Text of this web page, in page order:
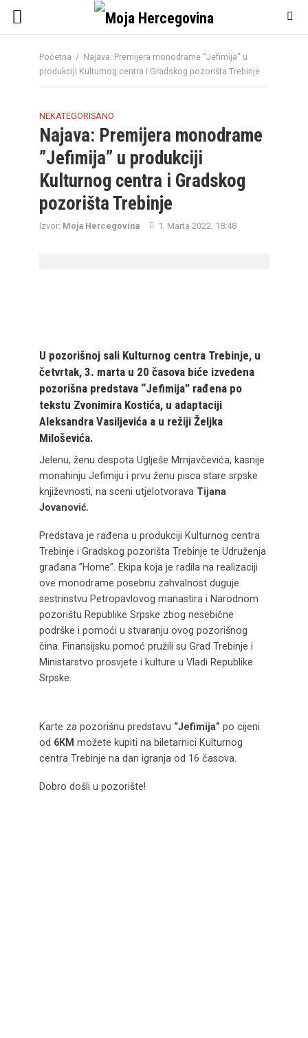
Početna / Najava: Premijera monodrame ”Jefimija” u
produkciji Kulturnog centra i Gradskog pozorišta Trebinje
NEKATEGORISANO
Najava: Premijera monodrame
”Jefimija” u produkciji
Kulturnog centra i Gradskog
pozorišta Trebinje
Izvor: Moja Hercegovina 1. Marta 2022. 18:48
U pozorišnoj sali Kulturnog centra Trebinje, u
četvrtak, 3. marta u 20 časovabiće izvedena
pozorišna predstava “Jefimija”rađena po
tekstu Zvonimira Kostića, u adaptaciji
Aleksandra Vasiljevića a u režiji Željka
Miloševića.
Jelenu, ženu despota Uglješe Mrnjavčevića, kasnije
monahinju Jefimiju i prvu ženu pisca stare srpske
književnosti, na sceni utjelotvorava Tijana
Jovanović.
Predstava je rađena u produkciji Kulturnog centra
Trebinje i Gradskog pozorišta Trebinje te Udruženja
građana ”Home”. Ekipa koja je radila na realizaciji
ove monodrame posebnu zahvalnost duguje
sestrinstvu Petropavlovog manastira i Narodnom
pozorištu Republike Srpske zbog nesebične
podrške i pomoći u stvaranju ovog pozorišnog
čina. Finansijsku pomoć pružili su Grad Trebinje i
Ministarstvo prosvjete i kulture u Vladi Republike
Srpske.
Karte za pozorišnu predstavu “Jefimija” po cijeni
od 6KM možete kupiti na biletarnici Kulturnog
centra Trebinje na dan igranja od 16 časova.
Dobro došli u pozorište!